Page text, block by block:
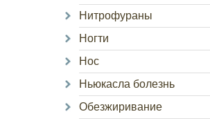
Нитрофураны
Ногти
Нос
Ньюкасла болезнь
Обезжиривание